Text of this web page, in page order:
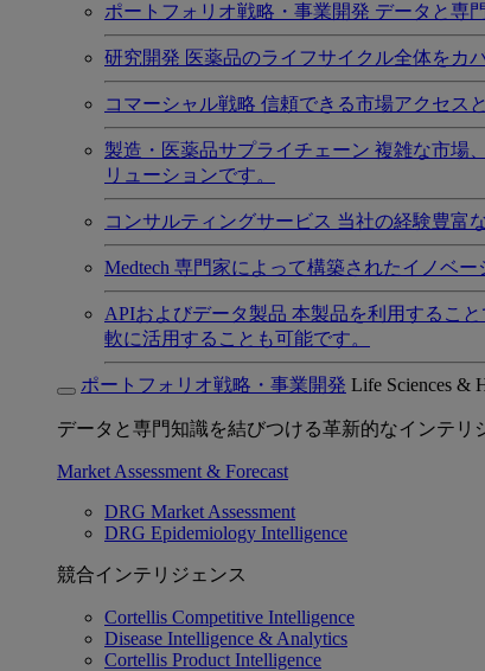
ポートフォリオ戦略・事業開発 データと専
研究開発 医薬品のライフサイクル全体をカ
コマーシャル戦略 信頼できる市場アクセス
製造・医薬品サプライチェーン 複雑な市場
リューションです。
コンサルティングサービス 当社の経験豊富
Medtech 専門家によって構築されたイノベー
APIおよびデータ製品 本製品を利用するこ
軟に活用することも可能です。
ポートフォリオ戦略・事業開発 Life Sciences &
データと専門知識を結びつける革新的なインテリ
Market Assessment & Forecast
DRG Market Assessment
DRG Epidemiology Intelligence
競合インテリジェンス
Cortellis Competitive Intelligence
Disease Intelligence & Analytics
Cortellis Product Intelligence